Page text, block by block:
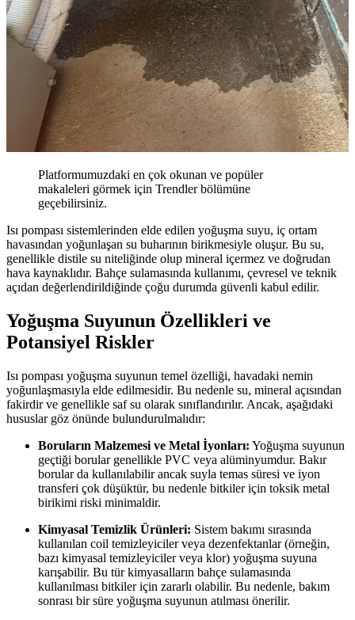
Platformumuzdaki en çok okunan ve popüler
makaleleri görmek için Trendler bölümüne
geçebilirsiniz.
Isı pompası sistemlerinden elde edilen yoğuşma suyu, iç ortam
havasından yoğunlaşan su buharının birikmesiyle oluşur. Bu su,
genellikle distile su niteliğinde olup mineral içermez ve doğrudan
hava kaynaklıdır. Bahçe sulamasında kullanımı, çevresel ve teknik
açıdan değerlendirildiğinde çoğu durumda güvenli kabul edilir.
Yoğuşma Suyunun Özellikleri ve
Potansiyel Riskler
Isı pompası yoğuşma suyunun temel özelliği, havadaki nemin
yoğunlaşmasıyla elde edilmesidir. Bu nedenle su, mineral açısından
fakirdir ve genellikle saf su olarak sınıflandırılır. Ancak, aşağıdaki
hususlar göz önünde bulundurulmalıdır:
Boruların Malzemesi ve Metal İyonları: Yoğuşma suyunun
geçtiği borular genellikle PVC veya alüminyumdur. Bakır
borular da kullanılabilir ancak suyla temas süresi ve iyon
transferi çok düşüktür, bu nedenle bitkiler için toksik metal
birikimi riski minimaldir.
Kimyasal Temizlik Ürünleri: Sistem bakımı sırasında
kullanılan coil temizleyiciler veya dezenfektanlar (örneğin,
bazı kimyasal temizleyiciler veya klor) yoğuşma suyuna
karışabilir. Bu tür kimyasalların bahçe sulamasında
kullanılması bitkiler için zararlı olabilir. Bu nedenle, bakım
sonrası bir süre yoğuşma suyunun atılması önerilir.